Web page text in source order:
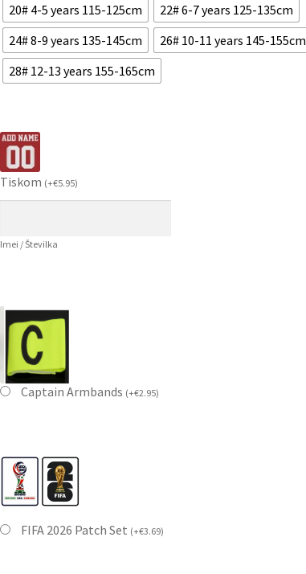
20# 4-5 years 115-125cm
22# 6-7 years 125-135cm
24# 8-9 years 135-145cm
26# 10-11 years 145-155cm
28# 12-13 years 155-165cm
Tiskom (+€5.95)
Imei / Številka
Captain Armbands (+€2.95)
FIFA 2026 Patch Set (+€3.69)